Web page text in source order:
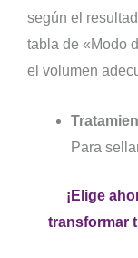
según el
tabla de «Modo
el volumen
Para
¡Elige
transformar